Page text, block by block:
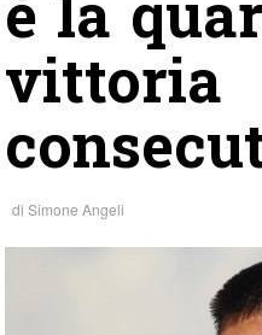
vittoria
diSimone Angeli